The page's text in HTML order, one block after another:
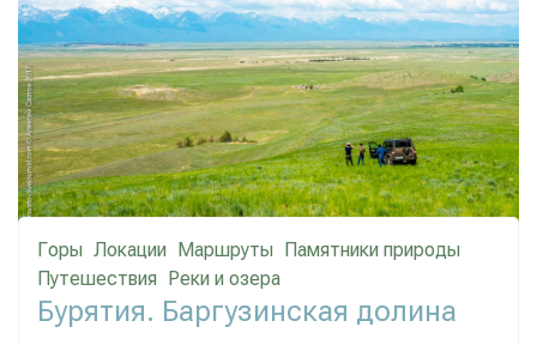
Горы Локации Маршруты
Памятники природы
Путешествия
Реки и озера
Бурятия. Баргузинская долина